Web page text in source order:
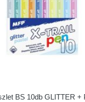
BS 10db GLITTER +